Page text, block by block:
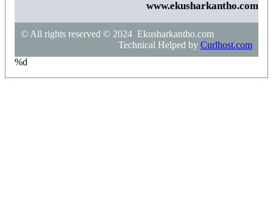
www.ekusharkantho.com
© All rights reserved © 2024 Ekusharkantho.com
Technical Helped by Curlhost.com
%d